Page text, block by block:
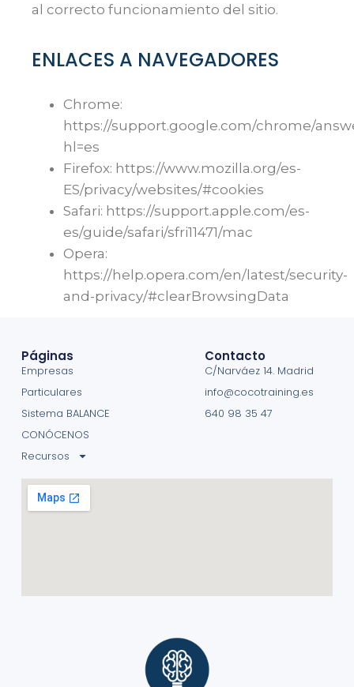
al correcto funcionamiento del sitio.
ENLACES A NAVEGADORES
Chrome:
https://support.google.com/chrome/
hl=es
Firefox: https://www.mozilla.org/es-
ES/privacy/websites/#cookies
Safari: https://support.apple.com/es-
es/guide/safari/sfri11471/mac
Opera:
https://help.opera.com/en/latest/security-
and-privacy/#clearBrowsingData
Páginas
Empresas
Particulares
Sistema BALANCE
CONÓCENOS
Recursos
Contacto
C/Narváez 14. Madrid
info@cocotraining.es
640 98 35 47